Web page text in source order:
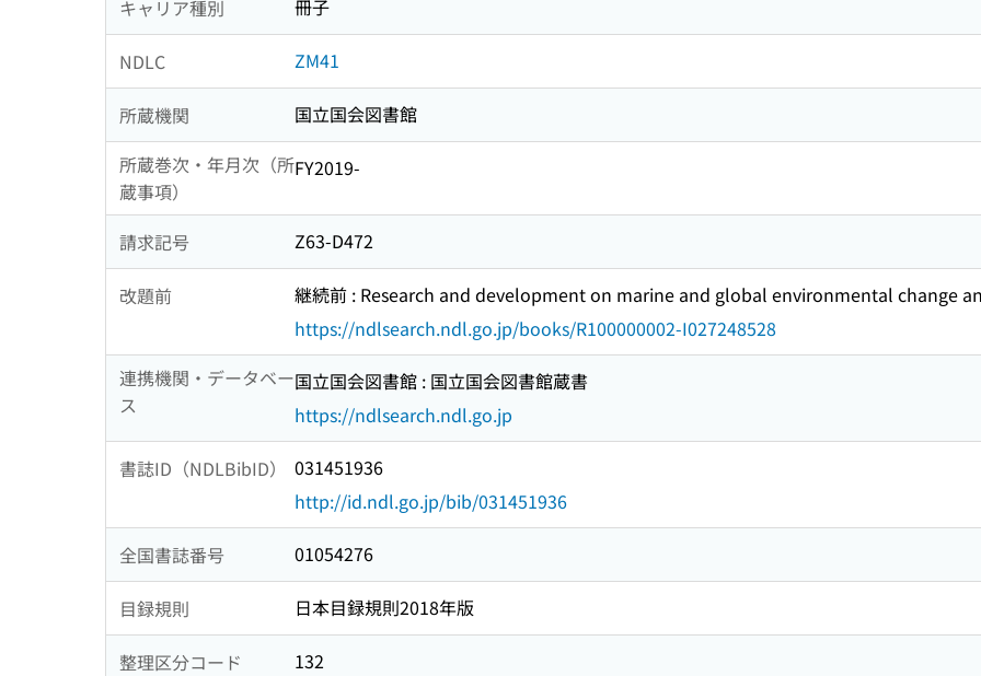
キャリア種別 冊子
NDLC ZM41
所蔵機関
国立国会図書館
所蔵巻次・年月次（所
蔵事項）
FY2019-
請求記号 Z63-D472
改題前
継続前 : Research and development on marine and global environmental change
https://ndlsearch.ndl.go.jp/books/R100000002-I027248528
連携機関・データベー
ス
国立国会図書館 : 国立国会図書館蔵書
https://ndlsearch.ndl.go.jp
書誌ID（NDLBibID）
031451936
http://id.ndl.go.jp/bib/031451936
全国書誌番号 01054276
目録規則 日本目録規則2018年版
整理区分コード 132